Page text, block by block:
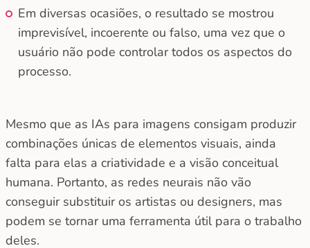
Em diversas ocasiões, o resultado se mostrou
imprevisível, incoerente ou falso, uma vez que o
usuário não pode controlar todos os aspectos do
processo.
Mesmo que as IAs para imagens consigam produzir
combinações únicas de elementos visuais, ainda
falta para elas a criatividade e a visão conceitual
humana. Portanto, as redes neurais não vão
conseguir substituir os artistas ou designers, mas
podem se tornar uma ferramenta útil para o trabalho
deles.